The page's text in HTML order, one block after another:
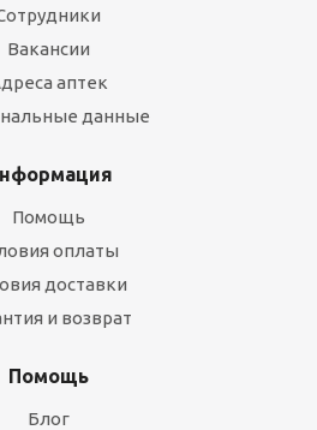
Вакансии
аптек
данные
Помощь
оплаты
доставки
и возврат
Помощь
Блог